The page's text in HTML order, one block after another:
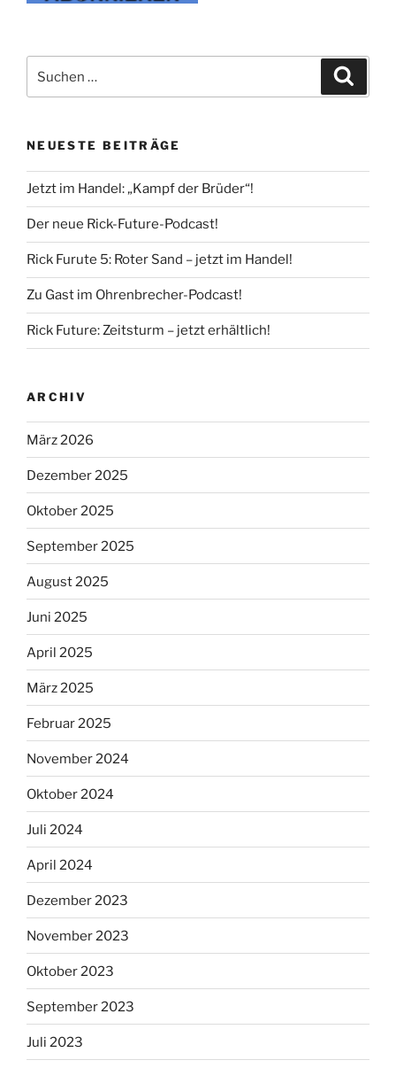
nach:
NEUESTE BEITRÄGE
Jetzt im Handel: „Kampf der Brüder“!
Der neue Rick-Future-Podcast!
Rick Furute 5: Roter Sand – jetzt im Handel!
Zu Gast im Ohrenbrecher-Podcast!
Rick Future: Zeitsturm – jetzt erhältlich!
ARCHIV
März 2026
Dezember 2025
Oktober 2025
September 2025
August 2025
Juni 2025
April 2025
März 2025
Februar 2025
November 2024
Oktober 2024
Juli 2024
April 2024
Dezember 2023
November 2023
Oktober 2023
September 2023
Juli 2023